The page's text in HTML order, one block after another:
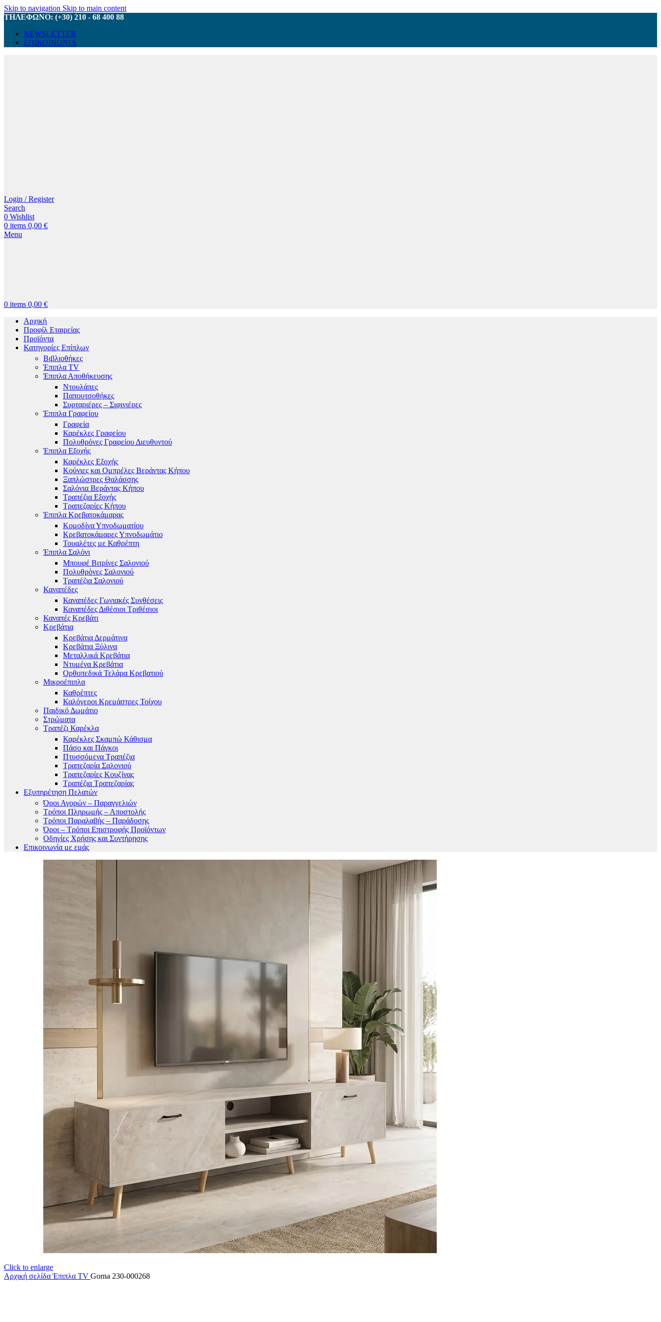
Skip to navigation Skip to main content
ΤΗΛΕΦΩΝΟ: (+30) 210 - 68 400 88
NEWSLETTER
ΕΠΙΚΟΙΝΩΝΙΑ
Login / Register
Search
0 Wishlist
0 items 0,00 €
Menu
0 items 0,00 €
Αρχική
Προφίλ Εταιρείας
Προϊόντα
Κατηγορίες Επίπλων
Βιβλιοθήκες
Έπιπλα TV
Έπιπλα Αποθήκευσης
Ντουλάπες
Παπουτσοθήκες
Συρταριέρες – Σιφινιέρες
Έπιπλα Γραφείου
Γραφεία
Καρέκλες Γραφείου
Πολυθρόνες Γραφείου Διευθυντού
Έπιπλα Εξοχής
Καρέκλες Εξοχής
Κούνιες και Ομπρέλες Βεράντας Κήπου
Ξαπλώστρες Θαλάσσης
Σαλόνια Βεράντας Κήπου
Τραπέζια Εξοχής
Τραπεζαρίες Κήπου
Έπιπλα Κρεβατοκάμαρας
Κομοδίνα Υπνοδωματίου
Κρεβατοκάμαρες Υπνοδωμάτιο
Τουαλέτες με Καθρέπτη
Έπιπλα Σαλόνι
Μπουφέ Βιτρίνες Σαλονιού
Πολυθρόνες Σαλονιού
Τραπέζια Σαλονιού
Καναπέδες
Καναπέδες Γωνιακές Συνθέσεις
Καναπέδες Διθέσιοι Τριθέσιοι
Καναπές Κρεβάτι
Κρεβάτια
Κρεβάτια Δερμάτινα
Κρεβάτια Ξύλινα
Μεταλλικά Κρεβάτια
Ντυμένα Κρεβάτια
Ορθοπεδικά Τελάρα Κρεβατιού
Μικροέπιπλα
Καθρέπτες
Καλόγεροι Κρεμάστρες Τοίχου
Παιδικό Δωμάτιο
Στρώματα
Τραπέζι Καρέκλα
Καρέκλες Σκαμπώ Κάθισμα
Πάσο και Πάγκοι
Πτυσσόμενα Τραπέζια
Τραπεζαρία Σαλονιού
Τραπεζαρίες Κουζίνας
Τραπέζια Τραπεζαρίας
Εξυπηρέτηση Πελατών
Όροι Αγορών – Παραγγελιών
Τρόποι Πληρωμής – Αποστολής
Τρόποι Παραλαβής – Παράδοσης
Όροι – Τρόποι Επιστροφής Προϊόντων
Οδηγίες Χρήσης και Συντήρησης
Επικοινωνία με εμάς
Click to enlarge
Αρχική σελίδαΈπιπλα TV Gorna 230-000268